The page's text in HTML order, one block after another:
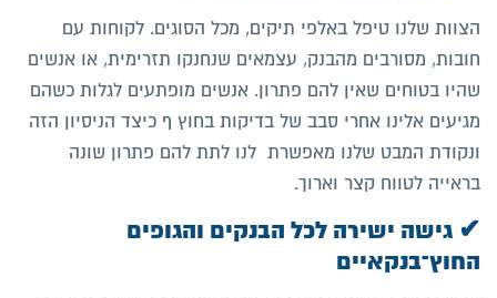
הצוות שלנו טיפל באלפי תיקים, מכל הסוגים. לקוחות עם
חובות, מסורבים מהבנק, עצמאים שנחנקו תזרימית, או אנשים
שהיו בטוחים שאין להם פתרון. אנשים מופתעים לגלות כשהם
מגיעים אלינו אחרי סבב של בדיקות בחוץ ף כיצד הניסיון הזה
ונקודת המבט שלנו מאפשרת לנו לתת להם פתרון שונה
בראייה לטווח קצר וארוך.
✔ גישה ישירה לכל הבנקים והגופים
החוץ־בנקאיים